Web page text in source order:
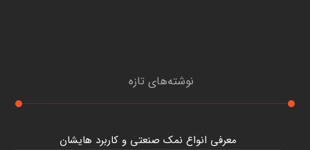
نوشته‌های تازه
معرفی انواع نمک صنعتی و کاربرد هایشان